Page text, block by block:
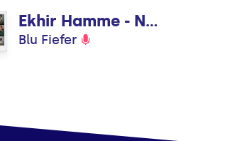
Ekhir Hamme - Noise Diva Remix
Blu Fiefer